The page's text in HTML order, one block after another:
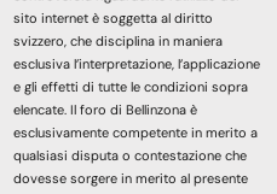
sito internet è soggetta al diritto
svizzero, che disciplina in maniera
esclusiva l’interpretazione, l’applicazione
e gli effetti di tutte le condizioni sopra
elencate. Il foro di Bellinzona è
esclusivamente competente in merito a
qualsiasi disputa o contestazione che
dovesse sorgere in merito al presente